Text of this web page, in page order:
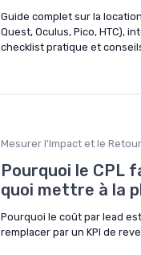
Guide complet sur la
Quest, Oculus, Pico, HTC),
checklist pratique et
Mesurer l'Impact et le
Pourquoi le CPL
quoi mettre à la
Pourquoi le coût par lead
remplacer par un KPI de